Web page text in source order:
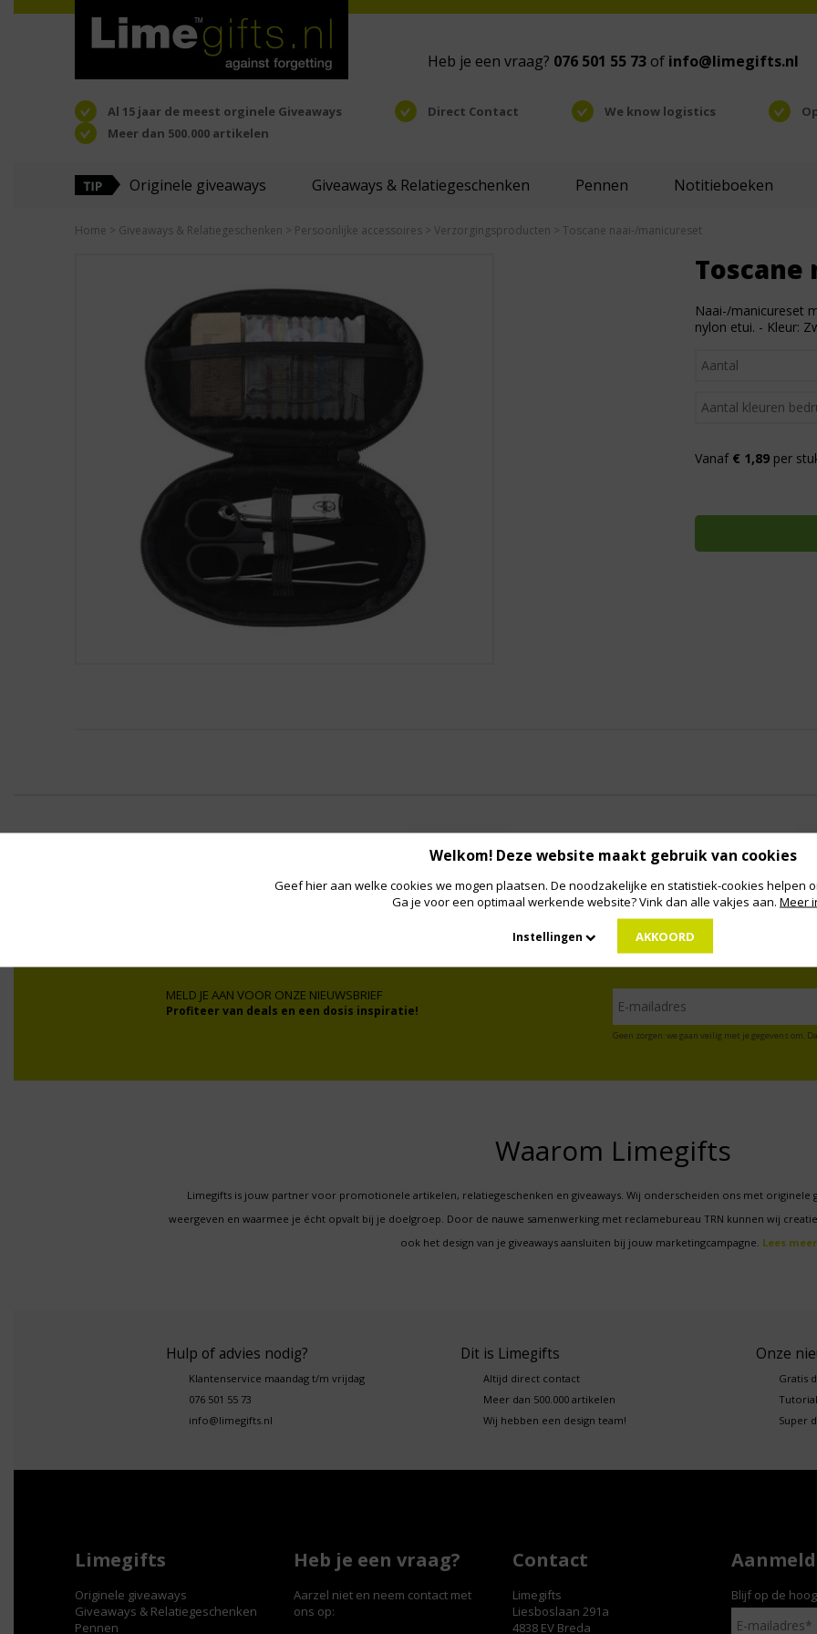
Heb je een vraag? 076 501 55 73of info@limegifts.nl
Al 15 jaar de meest orginele Giveaways Direct Contact We know logistics
Meer dan 500.000 artikelen
Originele giveaways Giveaways & Relatiegeschenken Pennen Notitieboeken
Home > Giveaways & Relatiegeschenken > Persoonlijke accessoires > Verzorgingsproducten > Toscane naai-/manicureset
Naai-/manicureset
nylon etui. - Kleur:
Vanaf € 1,89 per
Wij werken onder andere voor:
MELD JE AAN VOOR ONZE NIEUWSBRIEF
Profiteer van deals en een dosis inspiratie!
Geen zorgen: we gaan veilig met je gegevens om.
Waarom Limegifts
Limegifts is jouw partner voor promotionele artikelen, relatiegeschenken en giveaways. Wij onderscheiden ons met
weergeven en waarmee je écht opvalt bij je doelgroep. Door de nauwe samenwerking met reclamebureau TRN kunnen wij
ook het design van je giveaways aansluiten bij jouw marketingcampagne. Lees
Hulp of advies nodig?
Klantenservice maandag t/m vrijdag
076 501 55 73
info@limegifts.nl
Dit is Limegifts
Altijd direct contact
Meer dan 500.000 artikelen
Wij hebben een design team!
Onze
Gratis
Super
Limegifts
Originele giveaways
Giveaways & Relatiegeschenken
Pennen
Heb je een vraag?
Aarzel niet en neem contact met
ons op:
Contact
Limegifts
Liesboslaan 291a
4838 EV Breda
Blijf op de
Welkom! Deze website maakt gebruik van cookies
Geef hier aan welke cookies we mogen plaatsen. De noodzakelijke en statistiek-cookies helpen
Ga je voor een optimaal werkende website? Vink dan alle vakjes aan. Meer
Instellingen AKKOORD